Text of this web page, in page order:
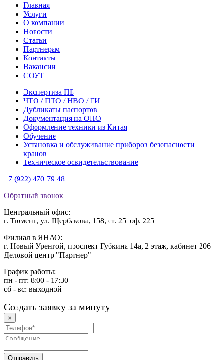
Главная
Услуги
О компании
Новости
Статьи
Партнерам
Контакты
Вакансии
СОУТ
Экспертиза ПБ
ЧТО / ПТО / НВО / ГИ
Дубликаты паспортов
Документация на ОПО
Оформление техники из Китая
Обучение
Установка и обслуживание приборов безопасности
кранов
Техническое освидетельствование
+7 (922) 470-79-48
Обратный звонок
Центральный офис:
г. Тюмень, ул. Щербакова, 158, ст. 25, оф. 225
Филиал в ЯНАО:
г. Новый Уренгой, проспект Губкина 14а, 2 этаж, кабинет 206
Деловой центр "Партнер"
График работы:
пн - пт: 8:00 - 17:30
сб - вс: выходной
Создать заявку за минуту
×